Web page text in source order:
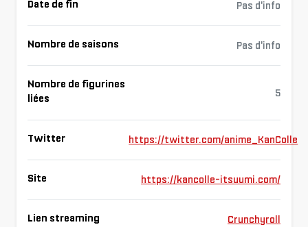
Date de fin Pas d'info
Nombre de saisons Pas d'info
Nombre de figurines
liées
5
Twitter https://twitter.com/anime_KanColle
Site https://kancolle-itsuumi.com/
Lien streaming Crunchyroll